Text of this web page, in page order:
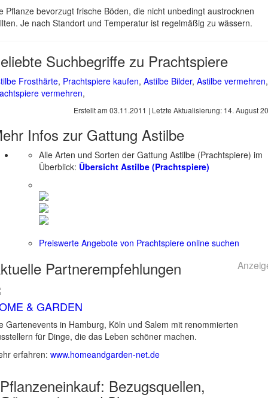
Pflanze bevorzugt frische Böden, die nicht unbedingt austrocknen
Je nach Standort und Temperatur ist regelmäßig zu wässern.
Suchbegriffe zu Prachtspiere
Frosthärte, Prachtspiere kaufen, Astilbe Bilder, Astilbe vermehren,
vermehren,
Erstellt am 03.11.2011 | Letzte Aktualisierung: 14. August
Infos zur Gattung Astilbe
Alle Arten und Sorten der Gattung Astilbe (Prachtspiere) im
Überblick: Übersicht Astilbe (Prachtspiere)
Preiswerte Angebote von Prachtspiere online suchen
Partnerempfehlungen
& GARDEN
Gartenevents in Hamburg, Köln und Salem mit renommierten
für Dinge, die das Leben schöner machen.
erfahren: www.homeandgarden-net.de
Pflanzeneinkauf: Bezugsquellen,